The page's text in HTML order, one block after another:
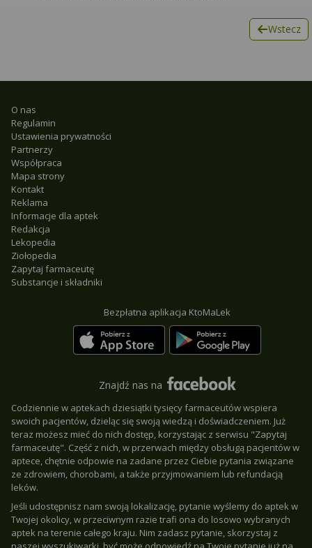
Wstecz
O nas
Regulamin
Ustawienia prywatności
Partnerzy
Współpraca
Mapa strony
Kontakt
Reklama
Informacje dla aptek
Redakcja
Lekopedia
Ziołopedia
Zapytaj farmaceutę
Substancje i składniki
Bezpłatna aplikacja KtoMaLek
Znajdź nas na
Codziennie w aptekach dziesiątki tysięcy farmaceutów wspiera
swoich pacjentów, dzieląc się swoją wiedzą i doświadczeniem. Już
teraz możesz mieć do nich dostęp, korzystając z serwisu "Zapytaj
farmaceutę". Część z nich, w przerwach między obsługą pacjentów w
aptece, chętnie odpowie na zadane przez Ciebie pytania związane
ze zdrowiem, chorobami, a także przyjmowaniem lub refundacją
leków.
Jeśli udostępnisz nam swoją lokalizację, pytanie wyślemy do aptek w
Twojej okolicy, w przeciwnym razie trafi ona do losowo wybranych
aptek na terenie całego kraju. Nim zadasz pytanie, skorzystaj z